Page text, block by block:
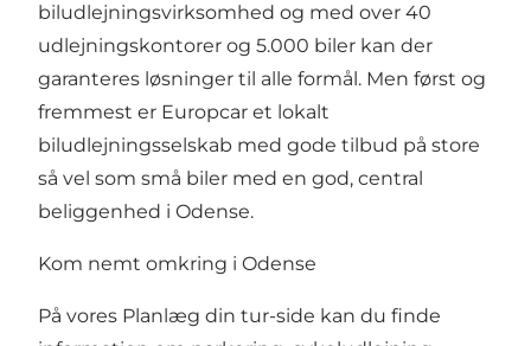
biludlejningsvirksomhed og med over 40
udlejningskontorer og 5.000 biler kan der
garanteres løsninger til alle formål. Men først og
fremmest er Europcar et lokalt
biludlejningsselskab med gode tilbud på store
så vel som små biler med en god, central
beliggenhed i Odense.
Kom nemt omkring i Odense
På vores Planlæg din tur-side kan du finde